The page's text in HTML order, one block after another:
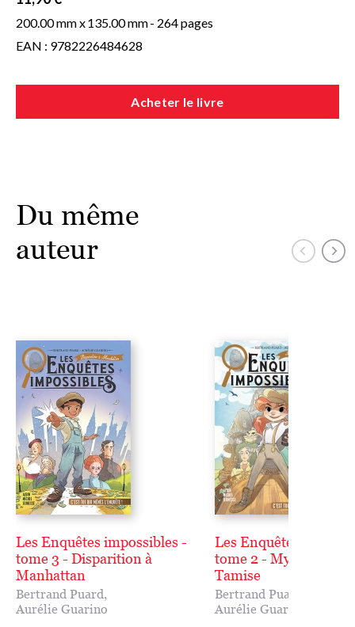
200.00 mm x135.00 mm- 264 pages
EAN : 9782226484628
Acheter le livre
Du même
auteur
Les Enquêtes impossibles -
tome 3 - Disparition à
Manhattan
Bertrand Puard ,
Aurélie Guarino
Les Enquêtes
tome 2 - Mystère sur
Tamise
Bertrand Puard
Aurélie Guarino